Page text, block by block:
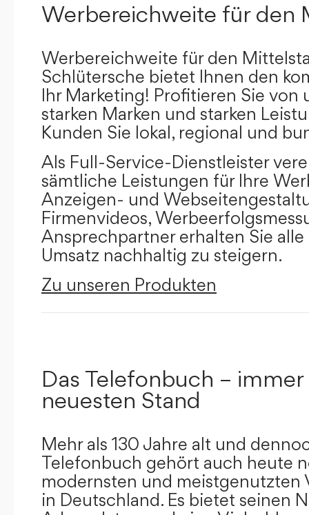
Werbereichweite für den
Werbereichweite für den
Schlütersche bietet Ihnen den
Ihr Marketing! Profitieren Sie von
starken Marken und starken
Kunden Sie lokal, regional und
Als Full-Service-Dienstleister
sämtliche Leistungen für Ihre
Anzeigen- und
Firmenvideos,
Ansprechpartner erhalten Sie
Umsatz nachhaltig zu steigern.
Zu unseren Produkten
Das Telefonbuch –
neuesten Stand
Mehr als 130 Jahre alt und
Telefonbuch gehört auch heute
modernsten und meistgenutzten
in Deutschland. Es bietet seinen